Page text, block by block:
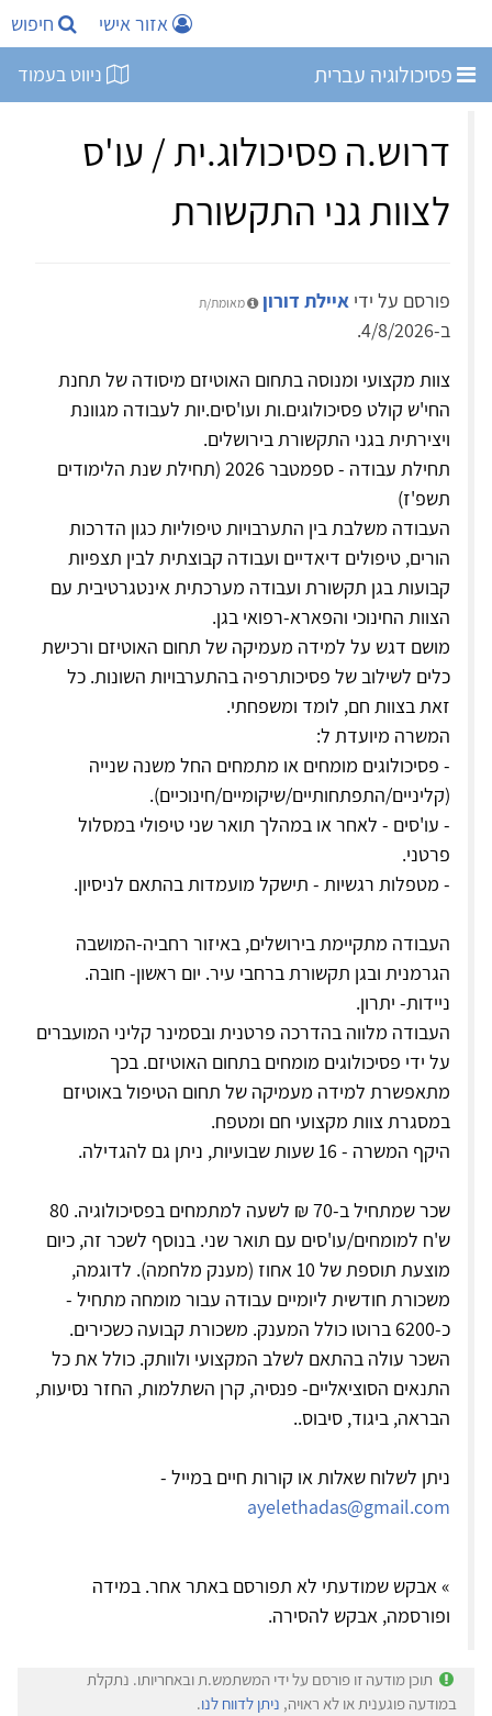
אזור אישי חיפוש
פסיכולוגיה עברית ניווט בעמוד
דרוש.ה פסיכולוג.ית / עו'ס
לצוות גני התקשורת
פורסם על ידי איילת דורון מאומת/ת
ב-4/8/2026.
צוות מקצועי ומנוסה בתחום האוטיזם מיסודה של תחנת
החי'ש קולט פסיכולוגים.ות ועו'סים.יות לעבודה מגוונת
ויצירתית בגני התקשורת בירושלים.
תחילת עבודה - ספמטבר 2026 (תחילת שנת הלימודים
תשפ'ז)
העבודה משלבת בין התערבויות טיפוליות כגון הדרכות
הורים, טיפולים דיאדיים ועבודה קבוצתית לבין תצפיות
קבועות בגן תקשורת ועבודה מערכתית אינטגרטיבית עם
הצוות החינוכי והפארא-רפואי בגן.
מושם דגש על למידה מעמיקה של תחום האוטיזם ורכישת
כלים לשילוב של פסיכותרפיה בהתערבויות השונות. כל
זאת בצוות חם, לומד ומשפחתי.
המשרה מיועדת ל:
- פסיכולוגים מומחים או מתמחים החל משנה שנייה
(קליניים/התפתחותיים/שיקומיים/חינוכיים).
- עו'סים - לאחר או במהלך תואר שני טיפולי במסלול
פרטני.
- מטפלות רגשיות - תישקל מועמדות בהתאם לניסיון.
העבודה מתקיימת בירושלים, באיזור רחביה-המושבה
הגרמנית ובגן תקשורת ברחבי עיר. יום ראשון- חובה.
ניידות- יתרון.
העבודה מלווה בהדרכה פרטנית ובסמינר קליני המועברים
על ידי פסיכולוגים מומחים בתחום האוטיזם. בכך
מתאפשרת למידה מעמיקה של תחום הטיפול באוטיזם
במסגרת צוות מקצועי חם ומטפח.
היקף המשרה - 16 שעות שבועיות, ניתן גם להגדילה.
שכר שמתחיל ב-70 ₪ לשעה למתמחים בפסיכולוגיה. 80
ש'ח למומחים/עו'סים עם תואר שני. בנוסף לשכר זה, כיום
מוצעת תוספת של 10 אחוז (מענק מלחמה). לדוגמה,
משכורת חודשית ליומיים עבודה עבור מומחה מתחיל -
כ-6200 ברוטו כולל המענק. משכורת קבועה כשכירים.
השכר עולה בהתאם לשלב המקצועי ולוותק. כולל את כל
התנאים הסוציאליים- פנסיה, קרן השתלמות, החזר נסיעות,
הבראה, ביגוד, סיבוס..
ניתן לשלוח שאלות או קורות חיים במייל -
ayelethadas@gmail.com
» אבקש שמודעתי לא תפורסם באתר אחר. במידה
ופורסמה, אבקש להסירה.
תוכן מודעה זו פורסם על ידי המשתמש.ת ובאחריותו. נתקלת
במודעה פוגענית או לא ראויה, ניתן לדווח לנו.